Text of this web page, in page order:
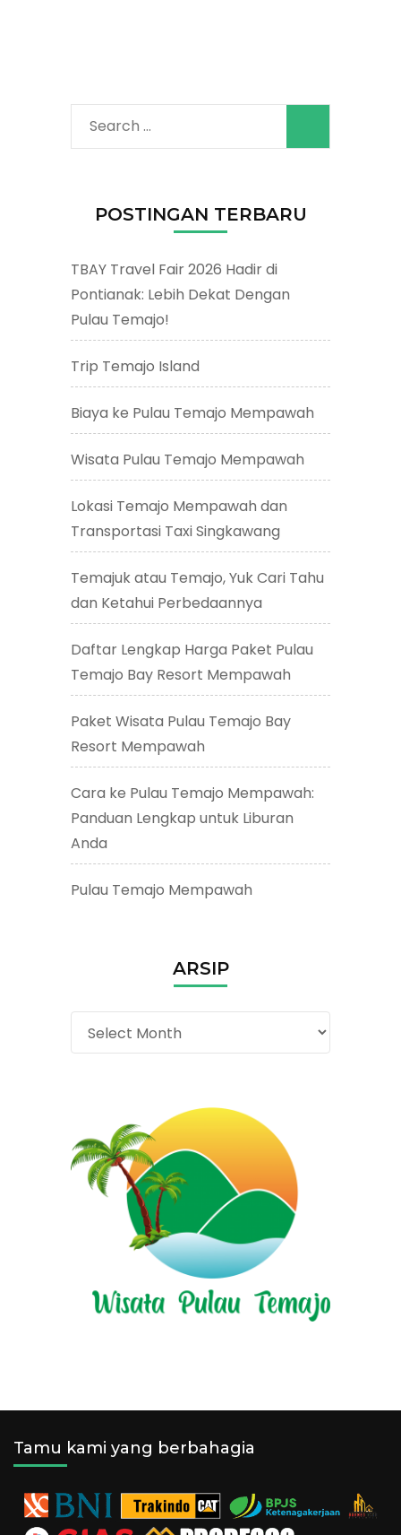
Search
for:
POSTINGAN TERBARU
TBAY Travel Fair 2026 Hadir di
Pontianak: Lebih Dekat Dengan
Pulau Temajo!
Trip Temajo Island
Biaya ke Pulau Temajo Mempawah
Wisata Pulau Temajo Mempawah
Lokasi Temajo Mempawah dan
Transportasi Taxi Singkawang
Temajuk atau Temajo, Yuk Cari Tahu
dan Ketahui Perbedaannya
Daftar Lengkap Harga Paket Pulau
Temajo Bay Resort Mempawah
Paket Wisata Pulau Temajo Bay
Resort Mempawah
Cara ke Pulau Temajo Mempawah:
Panduan Lengkap untuk Liburan
Anda
Pulau Temajo Mempawah
ARSIP
Tamu kami yang berbahagia